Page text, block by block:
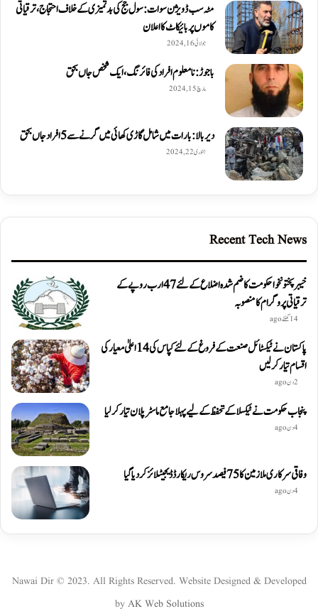
مٹہ سب ڈویژن سوات: سول جج کی بدتمیزی کے خلاف احتجاج، ترقیاتی
کاموں پر بائیکاٹ کا اعلان
جولائی 16, 2024
باجوڑ: نامعلوم افراد کی فائرنگ، ایک شخص جاں بحق
مارچ 15, 2024
دیربالا: بارات میں شامل گاڑی کھائی میں گرنے سے 5 افراد جاں بحق
جنوری 22, 2024
Recent Tech News
خیبرپختونخوا حکومت کا ضم شدہ اضلاع کے لئے 47 ارب روپے کے
ترقیاتی پروگرام کا منصوبہ
14 گھنٹے ago
پاکستان نے ٹیکسٹائل صنعت کے فروغ کے لئے کپاس کی 14 اعلیٰ معیار کی
اقسام تیار کر لیں
2 دن ago
پنجاب حکومت نے ٹیکسلا کے تحفظ کے لیے پہلا جامع ماسٹر پلان تیار کر لیا
4 دن ago
وفاقی سرکاری ملازمین کا 75 فیصد سروس ریکارڈ ڈیجیٹلائز کر دیا گیا
4 دن ago
Nawai Dir © 2023. All Rights Reserved. Website Designed & Developed
by AK Web Solutions